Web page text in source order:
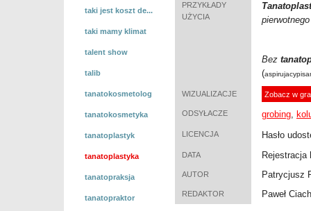
taki jest koszt de...
taki mamy klimat
talent show
talib
tanatokosmetolog
tanatokosmetyka
tanatoplastyk
tanatoplastyka
tanatopraksja
tanatopraktor
PRZYKŁADY
UŻYCIA
Bez
(
WIZUALIZACJE Zobacz w
ODSYŁACZE grobing,
LICENCJA Hasło
DATA Rejestracja
AUTOR Patrycjusz
REDAKTOR Paweł Ciach